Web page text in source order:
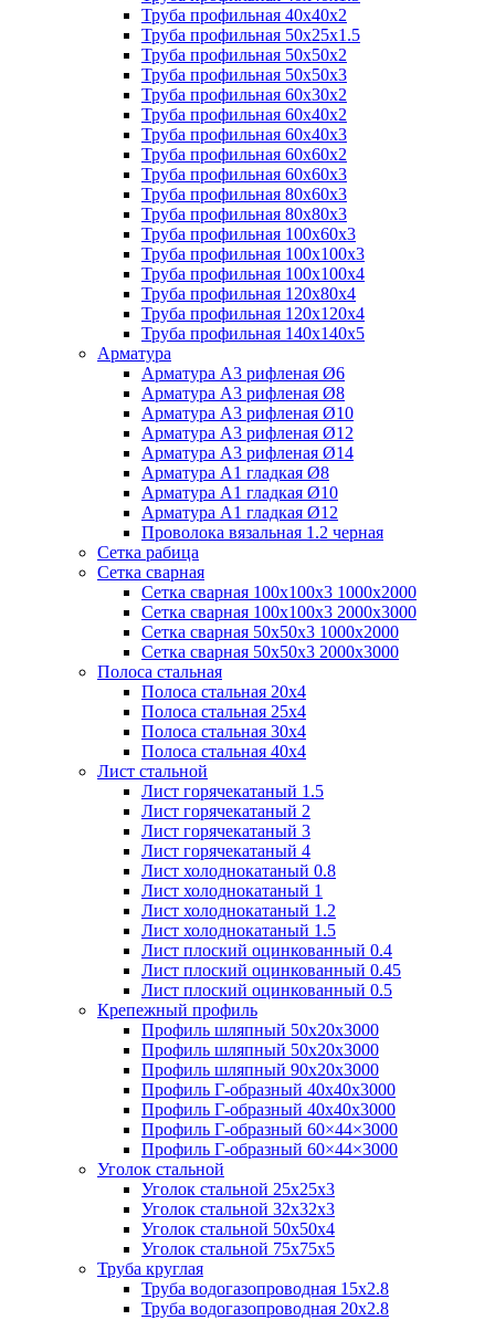
Труба профильная 40х40х2
Труба профильная 50х25х1.5
Труба профильная 50х50х2
Труба профильная 50х50х3
Труба профильная 60х30х2
Труба профильная 60х40х2
Труба профильная 60х40х3
Труба профильная 60х60х2
Труба профильная 60х60х3
Труба профильная 80х60х3
Труба профильная 80х80х3
Труба профильная 100х60х3
Труба профильная 100х100х3
Труба профильная 100х100х4
Труба профильная 120х80х4
Труба профильная 120х120х4
Труба профильная 140х140х5
Арматура
Арматура А3 рифленая Ø6
Арматура А3 рифленая Ø8
Арматура А3 рифленая Ø10
Арматура А3 рифленая Ø12
Арматура А3 рифленая Ø14
Арматура А1 гладкая Ø8
Арматура А1 гладкая Ø10
Арматура А1 гладкая Ø12
Проволока вязальная 1.2 черная
Cетка рабица
Сетка сварная
Сетка сварная 100х100х3 1000х2000
Сетка сварная 100х100х3 2000х3000
Сетка сварная 50х50х3 1000х2000
Сетка сварная 50х50х3 2000х3000
Полоса стальная
Полоса стальная 20х4
Полоса стальная 25х4
Полоса стальная 30х4
Полоса стальная 40х4
Лист стальной
Лист горячекатаный 1.5
Лист горячекатаный 2
Лист горячекатаный 3
Лист горячекатаный 4
Лист холоднокатаный 0.8
Лист холоднокатаный 1
Лист холоднокатаный 1.2
Лист холоднокатаный 1.5
Лист плоский оцинкованный 0.4
Лист плоский оцинкованный 0.45
Лист плоский оцинкованный 0.5
Крепежный профиль
Профиль шляпный 50х20х3000
Профиль шляпный 50х20х3000
Профиль шляпный 90х20х3000
Профиль Г-образный 40х40х3000
Профиль Г-образный 40х40х3000
Профиль Г-образный 60×44×3000
Профиль Г-образный 60×44×3000
Уголок стальной
Уголок стальной 25х25х3
Уголок стальной 32х32х3
Уголок стальной 50х50х4
Уголок стальной 75х75х5
Труба круглая
Труба водогазопроводная 15х2.8
Труба водогазопроводная 20х2.8